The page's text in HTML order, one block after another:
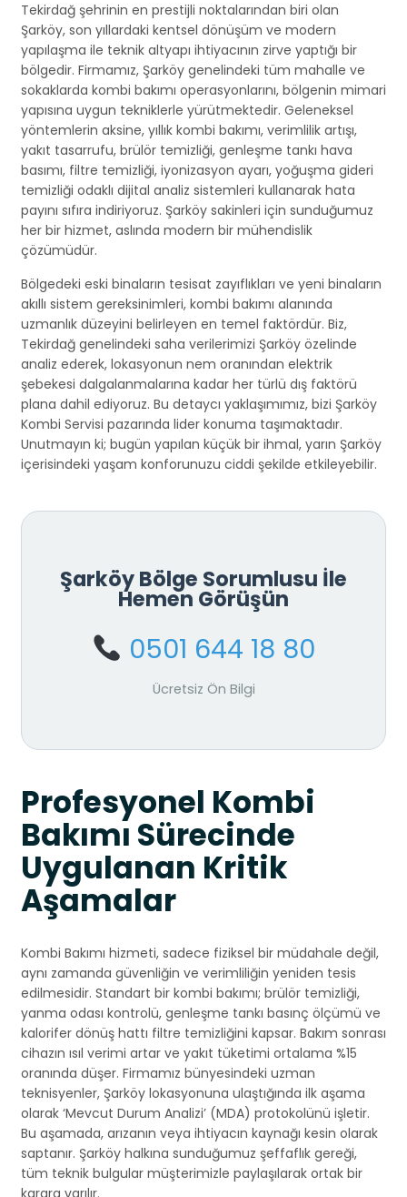
Tekirdağ şehrinin en prestijli noktalarından biri olan
Şarköy, son yıllardaki kentsel dönüşüm ve modern
yapılaşma ile teknik altyapı ihtiyacının zirve yaptığı bir
bölgedir. Firmamız, Şarköy genelindeki tüm mahalle ve
sokaklarda kombi bakımı operasyonlarını, bölgenin mimari
yapısına uygun tekniklerle yürütmektedir. Geleneksel
yöntemlerin aksine, yıllık kombi bakımı, verimlilik artışı,
yakıt tasarrufu, brülör temizliği, genleşme tankı hava
basımı, filtre temizliği, iyonizasyon ayarı, yoğuşma gideri
temizliği odaklı dijital analiz sistemleri kullanarak hata
payını sıfıra indiriyoruz. Şarköy sakinleri için sunduğumuz
her bir hizmet, aslında modern bir mühendislik
çözümüdür.
Bölgedeki eski binaların tesisat zayıflıkları ve yeni binaların
akıllı sistem gereksinimleri, kombi bakımı alanında
uzmanlık düzeyini belirleyen en temel faktördür. Biz,
Tekirdağ genelindeki saha verilerimizi Şarköy özelinde
analiz ederek, lokasyonun nem oranından elektrik
şebekesi dalgalanmalarına kadar her türlü dış faktörü
plana dahil ediyoruz. Bu detaycı yaklaşımımız, bizi Şarköy
Kombi Servisi pazarında lider konuma taşımaktadır.
Unutmayın ki; bugün yapılan küçük bir ihmal, yarın Şarköy
içerisindeki yaşam konforunuzu ciddi şekilde etkileyebilir.
Şarköy Bölge Sorumlusu İle
Hemen Görüşün
0501 644 18 80
Ücretsiz Ön Bilgi
Profesyonel Kombi
Bakımı Sürecinde
Uygulanan Kritik
Aşamalar
Kombi Bakımı hizmeti, sadece fiziksel bir müdahale değil,
aynı zamanda güvenliğin ve verimliliğin yeniden tesis
edilmesidir. Standart bir kombi bakımı; brülör temizliği,
yanma odası kontrolü, genleşme tankı basınç ölçümü ve
kalorifer dönüş hattı filtre temizliğini kapsar. Bakım sonrası
cihazın ısıl verimi artar ve yakıt tüketimi ortalama %15
oranında düşer. Firmamız bünyesindeki uzman
teknisyenler, Şarköy lokasyonuna ulaştığında ilk aşama
olarak ‘Mevcut Durum Analizi’ (MDA) protokolünü işletir.
Bu aşamada, arızanın veya ihtiyacın kaynağı kesin olarak
saptanır. Şarköy halkına sunduğumuz şeffaflık gereği,
tüm teknik bulgular müşterimizle paylaşılarak ortak bir
karara varılır.